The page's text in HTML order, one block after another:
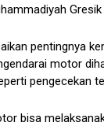
pentingnya
motor
pengecekan
bisa